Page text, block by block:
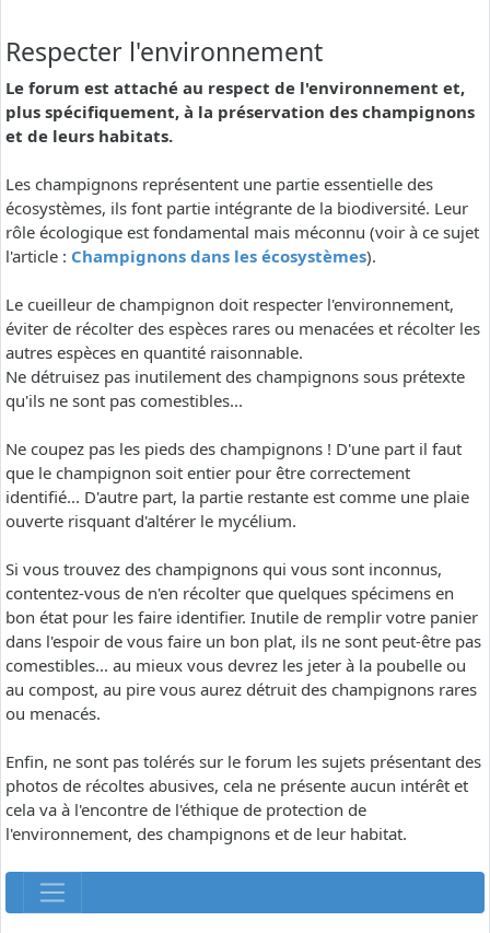
Respecter l'environnement
Le forum est attaché au respect de l'environnement et,
plus spécifiquement, à la préservation des champignons
et de leurs habitats.
Les champignons représentent une partie essentielle des
écosystèmes, ils font partie intégrante de la biodiversité. Leur
rôle écologique est fondamental mais méconnu (voir à ce sujet
l'article : Champignons dans les écosystèmes).
Le cueilleur de champignon doit respecter l'environnement,
éviter de récolter des espèces rares ou menacées et récolter les
autres espèces en quantité raisonnable.
Ne détruisez pas inutilement des champignons sous prétexte
qu'ils ne sont pas comestibles...
Ne coupez pas les pieds des champignons ! D'une part il faut
que le champignon soit entier pour être correctement
identifié... D'autre part, la partie restante est comme une plaie
ouverte risquant d'altérer le mycélium.
Si vous trouvez des champignons qui vous sont inconnus,
contentez-vous de n'en récolter que quelques spécimens en
bon état pour les faire identifier. Inutile de remplir votre panier
dans l'espoir de vous faire un bon plat, ils ne sont peut-être pas
comestibles... au mieux vous devrez les jeter à la poubelle ou
au compost, au pire vous aurez détruit des champignons rares
ou menacés.
Enfin, ne sont pas tolérés sur le forum les sujets présentant des
photos de récoltes abusives, cela ne présente aucun intérêt et
cela va à l'encontre de l'éthique de protection de
l'environnement, des champignons et de leur habitat.